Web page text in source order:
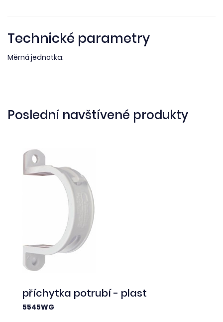
Technické parametry
Měrná jednotka:
Poslední navštívené produkty
příchytka potrubí - plast
5545WG